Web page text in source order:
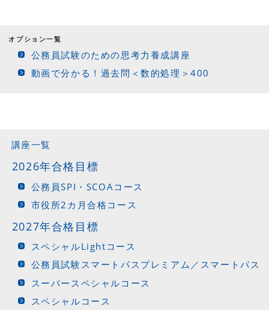
オプション一覧
公務員試験のための思考力養成講座
動画で分かる！過去問＜数的処理＞400
講座一覧
2026年合格目標
公務員SPI・SCOAコース
市役所2カ月合格コース
2027年合格目標
スペシャルLightコース
公務員試験スマートパスプレミアム／スマートパス
スーパースペシャルコース
スペシャルコース